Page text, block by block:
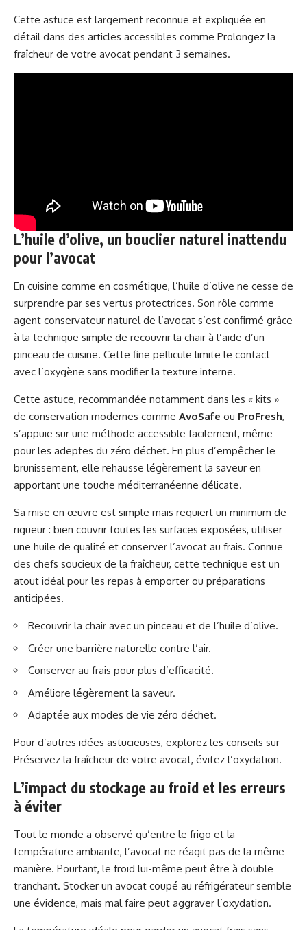
Cette astuce est largement reconnue et expliquée en
détail dans des articles accessibles comme Prolongez la
fraîcheur de votre avocat pendant 3 semaines.
L’huile d’olive, un bouclier naturel inattendu
pour l’avocat
En cuisine comme en cosmétique, l’huile d’olive ne cesse de
surprendre par ses vertus protectrices. Son rôle comme
agent conservateur naturel de l’avocat s’est confirmé grâce
à la technique simple de recouvrir la chair à l’aide d’un
pinceau de cuisine. Cette fine pellicule limite le contact
avec l’oxygène sans modifier la texture interne.
Cette astuce, recommandée notamment dans les « kits »
de conservation modernes comme AvoSafe ou ProFresh,
s’appuie sur une méthode accessible facilement, même
pour les adeptes du zéro déchet. En plus d’empêcher le
brunissement, elle rehausse légèrement la saveur en
apportant une touche méditerranéenne délicate.
Sa mise en œuvre est simple mais requiert un minimum de
rigueur : bien couvrir toutes les surfaces exposées, utiliser
une huile de qualité et conserver l’avocat au frais. Connue
des chefs soucieux de la fraîcheur, cette technique est un
atout idéal pour les repas à emporter ou préparations
anticipées.
Recouvrir la chair avec un pinceau et de l’huile d’olive.
Créer une barrière naturelle contre l’air.
Conserver au frais pour plus d’efficacité.
Améliore légèrement la saveur.
Adaptée aux modes de vie zéro déchet.
Pour d’autres idées astucieuses, explorez les conseils sur
Préservez la fraîcheur de votre avocat, évitez l’oxydation.
L’impact du stockage au froid et les erreurs
à éviter
Tout le monde a observé qu’entre le frigo et la
température ambiante, l’avocat ne réagit pas de la même
manière. Pourtant, le froid lui-même peut être à double
tranchant. Stocker un avocat coupé au réfrigérateur semble
une évidence, mais mal faire peut aggraver l’oxydation.